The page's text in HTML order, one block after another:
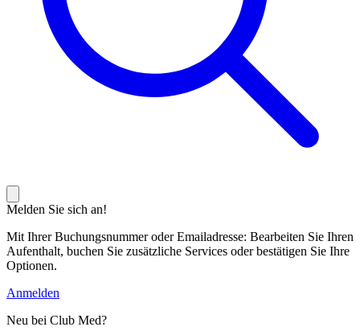
Melden Sie sich an!
Mit Ihrer Buchungsnummer oder Emailadresse: Bearbeiten Sie Ihren
Aufenthalt, buchen Sie zusätzliche Services oder bestätigen Sie Ihre
Optionen.
Anmelden
Neu bei Club Med?